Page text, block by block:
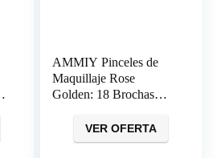
AMMIY Pinceles de
Maquillaje Rose
Golden: 18 Brochas
un Maquillaje
Impecable
VER OFERTA